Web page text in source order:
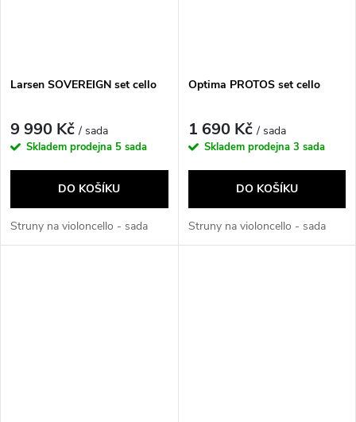
Larsen SOVEREIGN set cello
9 990 Kč/ sada
Skladem prodejna 5 sada
DO KOŠÍKU
Struny na violoncello - sada
Optima PROTOS set cello
1 690 Kč/ sada
Skladem prodejna 3 sada
DO KOŠÍKU
Struny na violoncello - sada